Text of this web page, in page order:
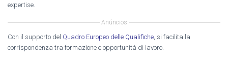
expertise.
Anúncios
Con il supporto del Quadro Europeo delle Qualifiche , si facilita la
corrispondenza tra formazione e opportunità di lavoro.